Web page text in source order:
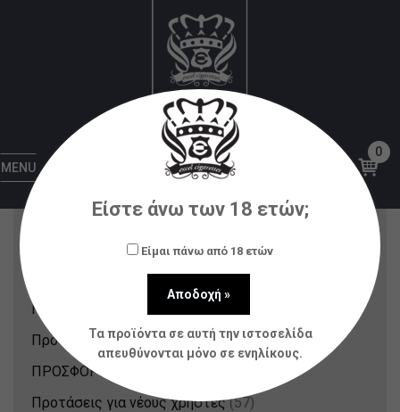
MENU
0
Yeti
Αρχική Yeti
Κατηγορίες Προϊόντων
Nicotine Pouches & Strips (12)
Ηλεκτρονικά Τσιγάρα
Πρόσφατα Προϊόντα (214)
ΠΡΟΣΦΟΡΕΣ
Προτάσεις για νέους χρήστες (57)
Είστε άνω των 18 ετών;
Είμαι πάνω από 18 ετών
Τα προϊόντα σε αυτή την ιστοσελίδα
απευθύνονται μόνο σε ενηλίκους.